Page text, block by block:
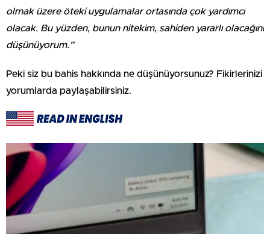
olmak üzere öteki uygulamalar ortasında çok yardımcı
olacak. Bu yüzden, bunun nitekim, sahiden yararlı olacağını
düşünüyorum.”
Peki siz bu bahis hakkında ne düşünüyorsunuz? Fikirlerinizi
yorumlarda paylaşabilirsiniz.